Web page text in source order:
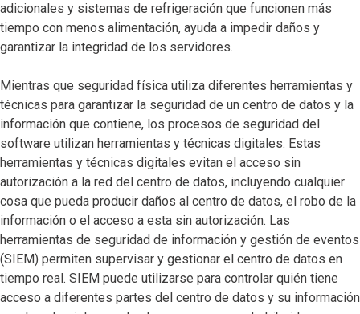
adicionales y sistemas de refrigeración que funcionen más
tiempo con menos alimentación, ayuda a impedir daños y
garantizar la integridad de los servidores.
Mientras que seguridad física utiliza diferentes herramientas y
técnicas para garantizar la seguridad de un centro de datos y la
información que contiene, los procesos de seguridad del
software utilizan herramientas y técnicas digitales. Estas
herramientas y técnicas digitales evitan el acceso sin
autorización a la red del centro de datos, incluyendo cualquier
cosa que pueda producir daños al centro de datos, el robo de la
información o el acceso a esta sin autorización. Las
herramientas de seguridad de información y gestión de eventos
(SIEM) permiten supervisar y gestionar el centro de datos en
tiempo real. SIEM puede utilizarse para controlar quién tiene
acceso a diferentes partes del centro de datos y su información